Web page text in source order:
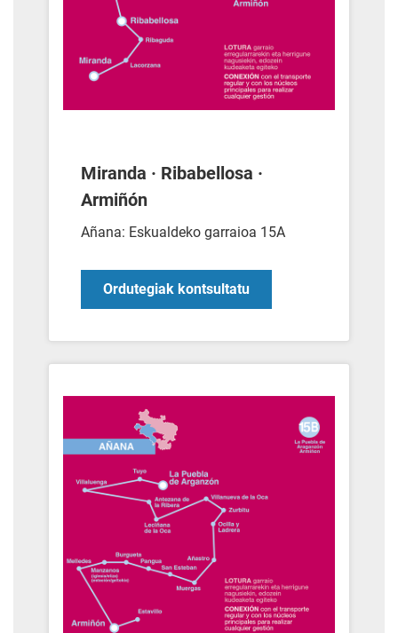
Miranda · Ribabellosa ·
Armiñón
Añana: Eskualdeko garraioa 15A
Ordutegiak kontsultatu